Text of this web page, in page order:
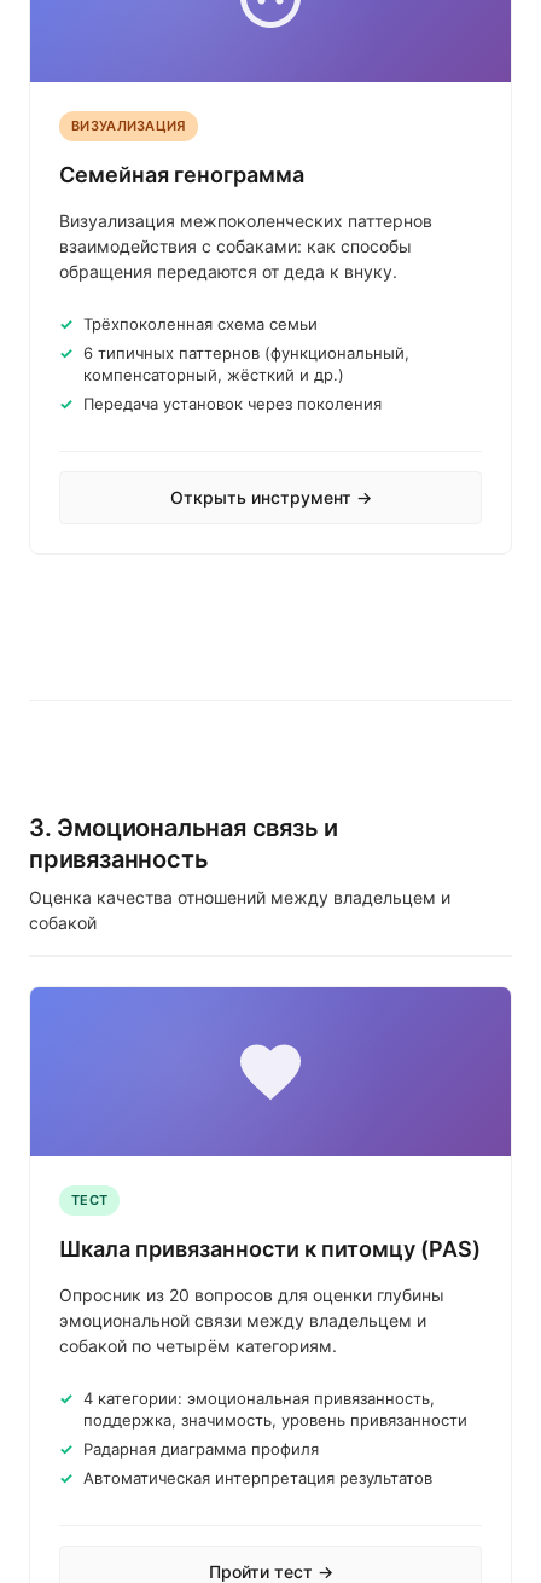
ВИЗУАЛИЗАЦИЯ
Семейная генограмма
Визуализация межпоколенческих паттернов
взаимодействия с собаками: как способы
обращения передаются от деда к внуку.
Трёхпоколенная схема семьи
6 типичных паттернов (функциональный,
компенсаторный, жёсткий и др.)
Передача установок через поколения
Открыть инструмент →
3. Эмоциональная связь и
привязанность
Оценка качества отношений между владельцем и
собакой
ТЕСТ
Шкала привязанности к питомцу (PAS)
Опросник из 20 вопросов для оценки глубины
эмоциональной связи между владельцем и
собакой по четырём категориям.
4 категории: эмоциональная привязанность,
поддержка, значимость, уровень привязанности
Радарная диаграмма профиля
Автоматическая интерпретация результатов
Пройти тест →